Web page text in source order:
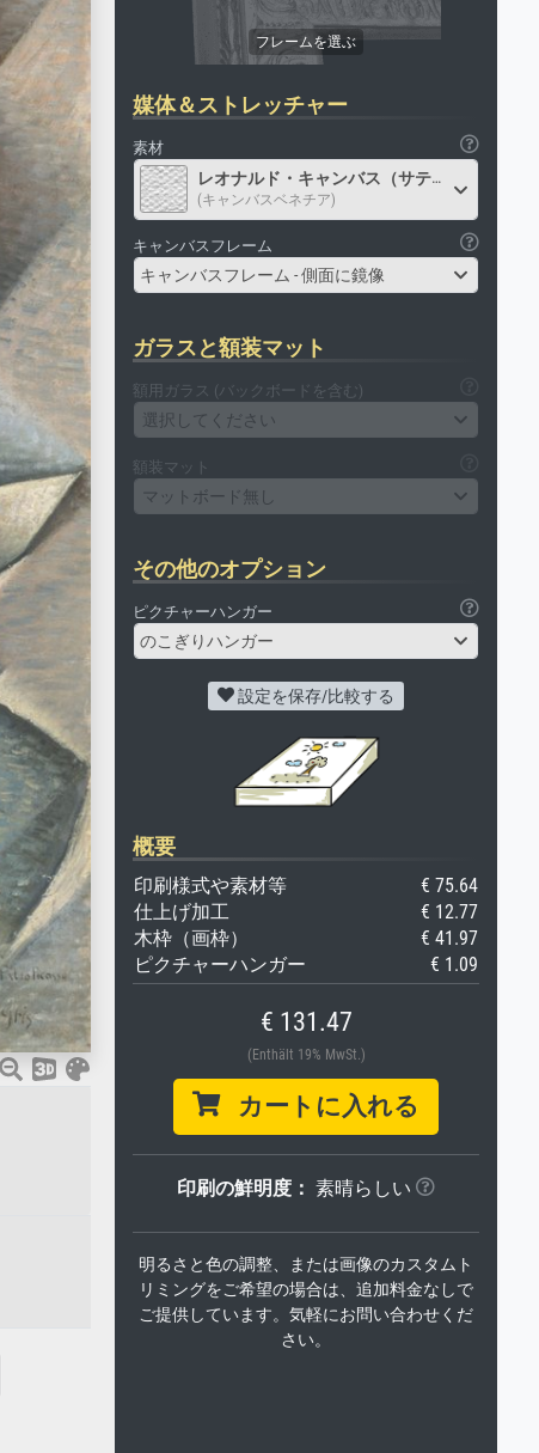
媒体＆ストレッチャー
素材
レオナルド・キャンバス（サテン）
(キャンバスベネチア)
キャンバスフレーム
キャンバスフレーム - 側面に鏡像
ガラスと額装マット
額用ガラス (バックボードを含む)
選択してください
額装マット
マットボード無し
その他のオプション
ピクチャーハンガー
のこぎりハンガー
設定を保存/比較する
概要
印刷様式や素材等
€ 75.64
仕上げ加工
€ 12.77
木枠（画枠）
€ 41.97
ピクチャーハンガー
€ 1.09
€ 131.47
(Enthält 19% MwSt.)
カートに入れる
印刷の鮮明度： 素晴らしい
明るさと色の調整、または画像のカスタムト
リミングをご希望の場合は、追加料金なしで
ご提供しています。気軽にお問い合わせくだ
さい。